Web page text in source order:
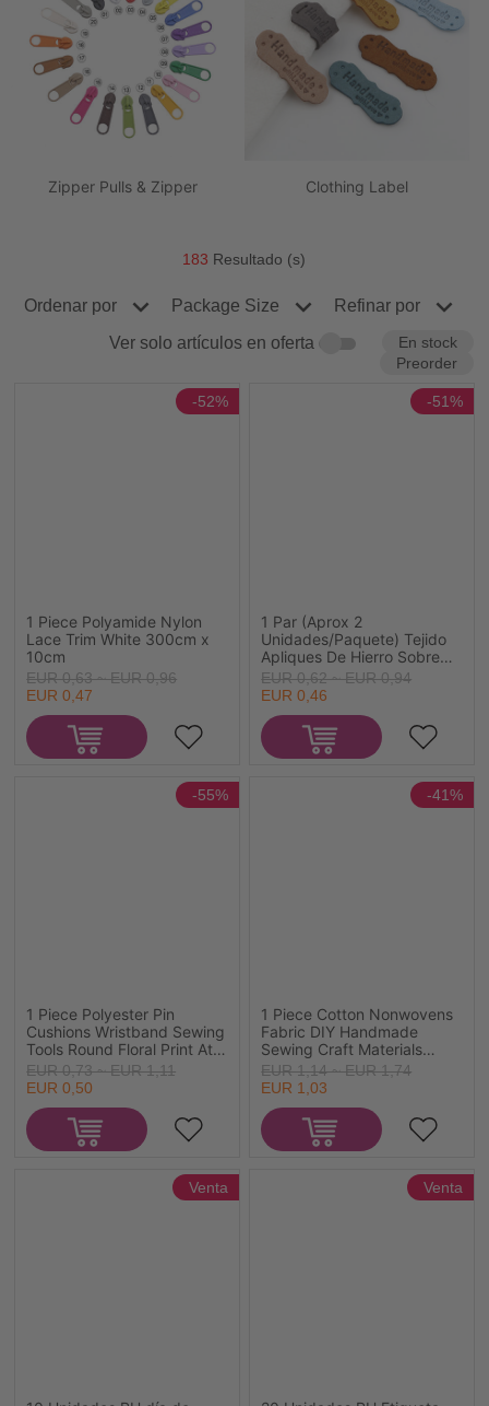
Zipper Pulls & Zipper Clothing Label
183 Resultado (s)
Ordenar por Package Size Refinar por
Ver solo artículos en oferta
En stock
Preorder
1 Piece Polyamide Nylon
Lace Trim White 300cm x
10cm
-52%
EUR 0,63 ~ EUR 0,96
EUR 0,47
1 Par (Aprox 2
Unidades/Paquete) Tejido
Apliques De Hierro Sobre
Parches (Con Cola De
Espalda) DIY Scrapbooking
Craft Azul Oscuro Óvalo
14.2cm x 11.3cm
-51%
EUR 0,62 ~ EUR 0,94
EUR 0,46
1 Piece Polyester Pin
Cushions Wristband Sewing
Tools Round Floral Print At
Random Color Elastic 6cm
-55%
EUR 0,73 ~ EUR 1,11
EUR 0,50
1 Piece Cotton Nonwovens
Fabric DIY Handmade
Sewing Craft Materials
French Gray 100cm x 50cm
-41%
EUR 1,14 ~ EUR 1,74
EUR 1,03
Venta Venta